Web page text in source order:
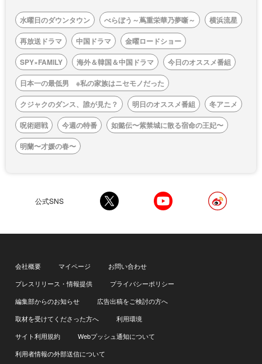
水曜日のダウンタウン べらぼう～蔦重栄華乃夢噺～
横浜流星
再放送ドラマ
中国ドラマ
金曜ロードショー
SPY×FAMILY
海外＆韓国＆中国ドラマ
今日のオススメ番組
日本一の最低男 ※私の家族はニセモノだった
クジャクのダンス、誰が見た？
明日のオススメ番組
冬アニメ
呪術廻戦
今週の特番
如懿伝〜紫禁城に散る宿命の王妃〜
明蘭〜才媛の春〜
公式SNS
会社概要 マイページ
お問い合わせ
プレスリリース・情報提供
プライバシーポリシー
編集部からのお知らせ
広告出稿をご検討の方へ
取材を受けてくださった方へ
利用環境
サイト利用規約
Webプッシュ通知について
利用者情報の外部送信について